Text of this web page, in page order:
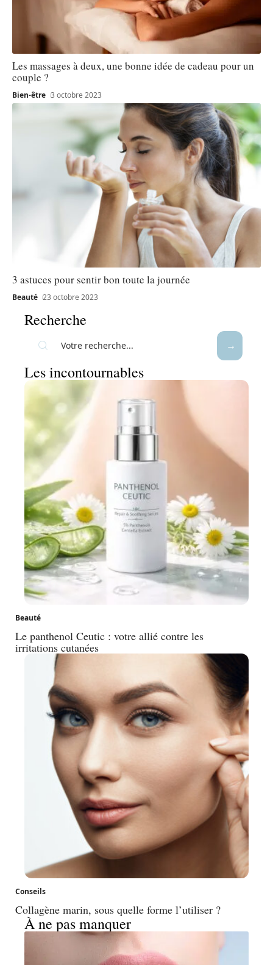
Les massages à deux, une bonne idée de cadeau pour un
couple ?
Bien-être 3 octobre 2023
3 astuces pour sentir bon toute la journée
Beauté 23 octobre 2023
Recherche
Les incontournables
Beauté
Le panthenol Ceutic : votre allié contre les
irritations cutanées
Conseils
Collagène marin, sous quelle forme l’utiliser ?
À ne pas manquer